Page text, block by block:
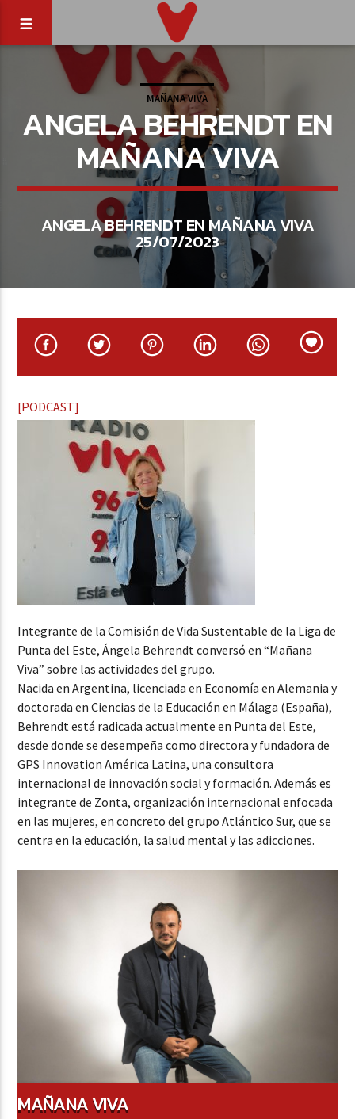
MAÑANA VIVA
ANGELA BEHRENDT EN
MAÑANA VIVA
ANGELA BEHRENDT EN MAÑANA VIVA
25/07/2023
[PODCAST]
Integrante de la Comisión de Vida Sustentable de la Liga de
Punta del Este, Ángela Behrendt conversó en “Mañana
Viva” sobre las actividades del grupo.
Nacida en Argentina, licenciada en Economía en Alemania y
doctorada en Ciencias de la Educación en Málaga (España),
Behrendt está radicada actualmente en Punta del Este,
desde donde se desempeña como directora y fundadora de
GPS Innovation América Latina, una consultora
internacional de innovación social y formación. Además es
integrante de Zonta, organización internacional enfocada
en las mujeres, en concreto del grupo Atlántico Sur, que se
centra en la educación, la salud mental y las adicciones.
MAÑANA VIVA